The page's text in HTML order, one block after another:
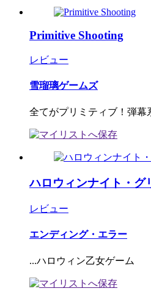
Primitive Shooting
レビュー
雪瑠璃ゲームズ
全てがプリミティブ！弾幕
ハロウィンナイト・グ
レビュー
エンディング・エラー
...ハロウィン乙女ゲーム